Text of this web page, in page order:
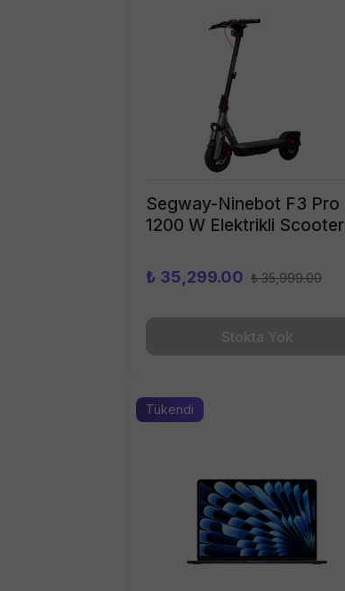
Segway-Ninebot F3 Pro
1200 W Elektrikli Scooter
₺ 35,299.00 ₺ 35,999.00
Stokta Yok
Tükendi